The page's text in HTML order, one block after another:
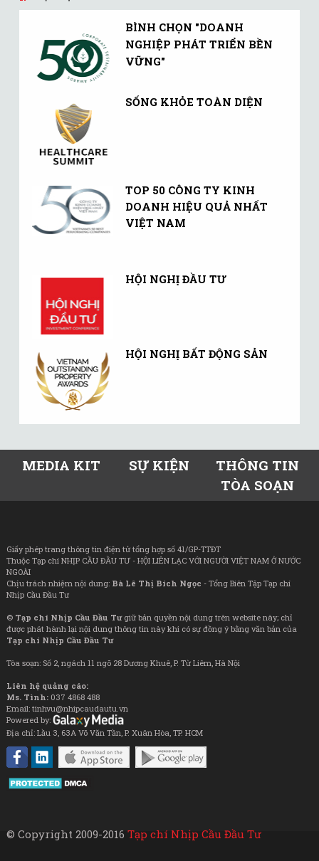
BÌNH CHỌN "DOANH
NGHIỆP PHÁT TRIỂN BỀN
VỮNG"
SỐNG KHỎE TOÀN DIỆN
TOP 50 CÔNG TY KINH
DOANH HIỆU QUẢ NHẤT
VIỆT NAM
HỘI NGHỊ ĐẦU TƯ
HỘI NGHỊ BẤT ĐỘNG SẢN
MEDIA KIT SỰ KIỆN
THÔNG TIN
TÒA SOẠN
Giấy phép trang thông tin điện tử tổng hợp số 41/GP-TTĐT
Thuộc Tạp chí NHỊP CẦU ĐẦU TƯ - HỘI LIÊN LẠC VỚI NGƯỜI VIỆT NAM Ở NƯỚC
NGOÀI
Chịu trách nhiệm nội dung: Bà Lê Thị Bích Ngọc - Tổng Biên Tập Tạp chí
Nhịp Cầu Đầu Tư
© Tạp chí Nhịp Cầu Đầu Tưgiữ bản quyền nội dung trên website này; chỉ
được phát hành lại nội dung thông tin này khi có sự đồng ý bằng văn bản của
Tạp chí Nhịp Cầu Đầu Tư
Tòa soạn: Số 2, ngách 11 ngõ 28 Dương Khuê, P. Từ Liêm, Hà Nội
Liên hệ quảng cáo:
Ms. Tình: 037 4868 488
Email: tinhvu@nhipcaudautu.vn
Powered by:
Địa chỉ: Lầu 3, 63A Võ Văn Tần, P. Xuân Hòa, TP. HCM
© Copyright 2009-2016 Tạp chí Nhịp Cầu Đầu Tư